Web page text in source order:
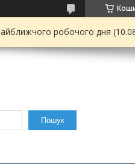
робочого дня
Пошук